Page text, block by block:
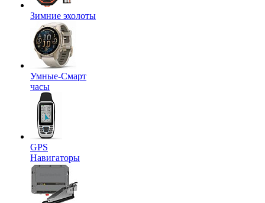
Зимние эхолоты
Умные-Смарт
часы
GPS
Навигаторы